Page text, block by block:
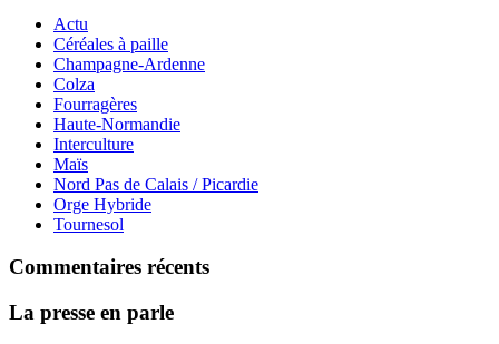
Actu
Céréales à paille
Champagne-Ardenne
Colza
Fourragères
Haute-Normandie
Interculture
Maïs
Nord Pas de Calais / Picardie
Orge Hybride
Tournesol
Commentaires récents
La presse en parle